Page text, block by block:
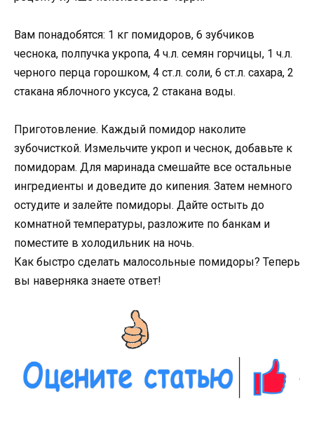
Вам понадобятся: 1 кг помидоров, 6 зубчиков
чеснока, полпучка укропа, 4 ч.л. семян горчицы, 1 ч.л.
черного перца горошком, 4 ст.л. соли, 6 ст.л. сахара, 2
стакана яблочного уксуса, 2 стакана воды.
Приготовление. Каждый помидор наколите
зубочисткой. Измельчите укроп и чеснок, добавьте к
помидорам. Для маринада смешайте все остальные
ингредиенты и доведите до кипения. Затем немного
остудите и залейте помидоры. Дайте остыть до
комнатной температуры, разложите по банкам и
поместите в холодильник на ночь.
Как быстро сделать малосольные помидоры? Теперь
вы наверняка знаете ответ!